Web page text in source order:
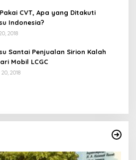
CVT, Apa yang Ditakuti
Indonesia?
2018
Santai Penjualan Sirion Kalah
Mobil LCGC
2018